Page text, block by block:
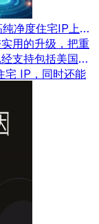
净度住宅IP上
用的升级，把重
支持包括美国、
宅 IP，同时还能